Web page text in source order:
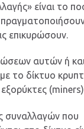
είναι το
επικυρώσουν.
αυτών ή
το δίκτυο
εξορύκτες
συναλλαγών που